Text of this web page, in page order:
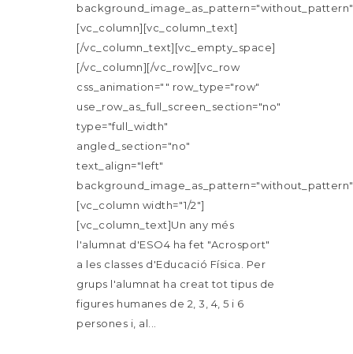
[vc_column][vc_column_text]
[/vc_column_text][vc_empty_space]
[/vc_column][/vc_row][vc_row
css_animation="" row_type="row"
use_row_as_full_screen_section="no"
type="full_width"
angled_section="no"
text_align="left"
[vc_column width="1/2"]
[vc_column_text]Un any més
l'alumnat d'ESO4 ha fet "Acrosport"
a les classes d'Educació Física. Per
grups l'alumnat ha creat tot tipus de
figures humanes de 2, 3, 4, 5 i 6
persones i, al...